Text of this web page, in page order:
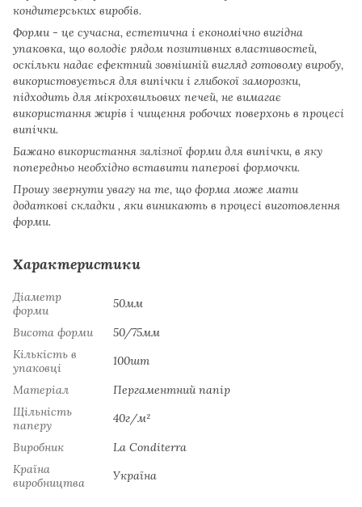
кондитерських виробів.
Форми - це сучасна, естетична і економічно вигідна
упаковка, що володіє рядом позитивних властивостей,
оскільки надає ефектний зовнішній вигляд готовому виробу,
використовується для випічки і глибокої заморозки,
підходить для мікрохвильових печей, не вимагає
використання жирів і чищення робочих поверхонь в процесі
випічки.
Бажано використання залізної форми для випічки, в яку
попередньо необхідно вставити паперові формочки.
Прошу звернути увагу на те, що форма може мати
додаткові складки , яки виникають в процесі виготовлення
форми.
Характеристики
Діаметр
форми
50мм
Висота форми
50/75мм
Кількість в
упаковці
100шт
Матеріал
Пергаментний папір
Щільність
паперу
40г/м²
Виробник
La Сonditerra
Країна
виробництва
Україна